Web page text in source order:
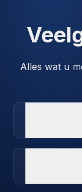
Alles wat u